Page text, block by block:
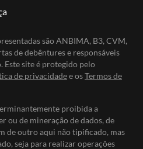
são ANBIMA, B3, CVM,
de debêntures e responsáveis
Este site é protegido pelo
de privacidadee osTermos de
proibida a
ou de mineração de dados, de
de outro aqui não tipificado, mas
seja para realizar operações